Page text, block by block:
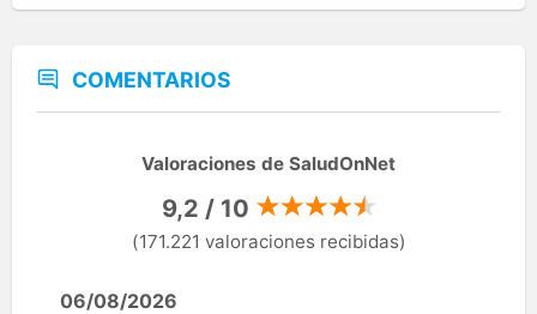
COMENTARIOS
Valoraciones de SaludOnNet
9,2 / 10
(171.221 valoraciones recibidas)
06/08/2026